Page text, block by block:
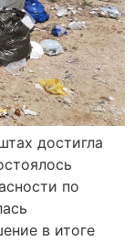
достигла
по
в итоге